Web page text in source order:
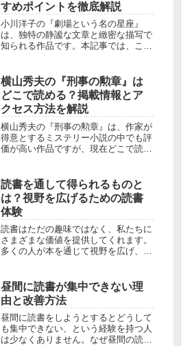
すめポイントを徹底解説
小川洋子の『劇場という名の星座』
は、独特の静謐な文章と緻密な描写で
知られる作品です。本記事では、この
の魅力を理解し、自分に合った読書体
験を選べる参考になる内容をまとめま
した...
横山秀夫の『刑事の勲章』は
どこで読める？掲載情報とア
クセス方法を解説
横山秀夫の『刑事の勲章』は、作家が
得意とするミステリー小説の中でも評
価が高い作品ですが、現在どこで読め
して手に入れるための方法について調
べてみました。1. 『刑事の勲章』と...
読書を通して得られるものと
は？視野を広げるための読書
体験
読書はただの趣味ではなく、私たちに
さまざまな価値を提供してくれます。
多くの人が本を通じて視野を広げ、人
書を通じてどんなものを得ることがで
きるのでしょうか？この記事では、読
書...
昼間に読書が集中できない理
由と改善方法
昼間に読書をしようとするとどうして
も集中できない、という経験を持つ人
は少なくありません。なぜ昼間の読書